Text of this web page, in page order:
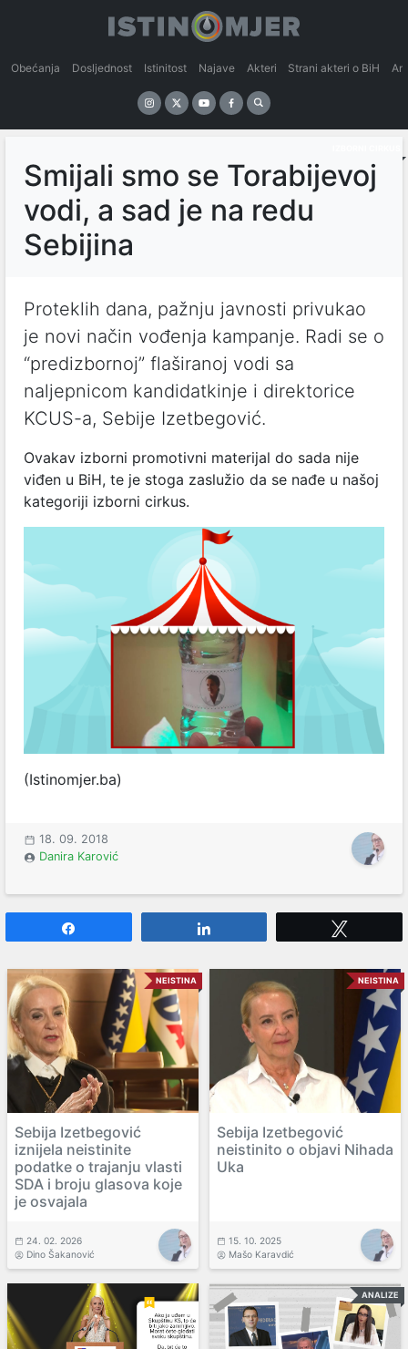
Obećanja Dosljednost Istinitost Najave Akteri Strani akteri o BiH
Smijali smo se Torabijevoj
vodi, a sad je na redu
Sebijina
Proteklih dana, pažnju javnosti privukao
je novi način vođenja kampanje. Radi se o
“predizbornoj” flaširanoj vodi sa
naljepnicom kandidatkinje i direktorice
KCUS-a, Sebije Izetbegović.
Ovakav izborni promotivni materijal do sada nije
viđen u BiH, te je stoga zaslužio da se nađe u našoj
kategoriji izborni cirkus.
(Istinomjer.ba)
18. 09. 2018
Danira Karović
NEISTINA
Sebija Izetbegović
iznijela neistinite
podatke o trajanju vlasti
SDA i broju glasova koje
je osvajala
24. 02. 2026
Dino Šakanović
NEISTINA
Sebija Izetbegović
neistinito o objavi Nihada
Uka
15. 10. 2025
Mašo Karavdić
ANALIZE